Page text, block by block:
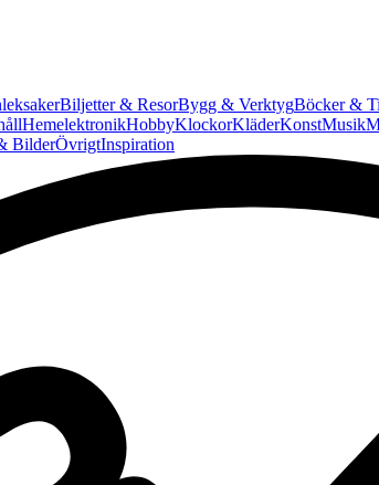
Biljetter & ResorBygg & VerktygBöcker &
HemelektronikHobbyKlockorKläderKonstMusik
BilderÖvrigtInspiration